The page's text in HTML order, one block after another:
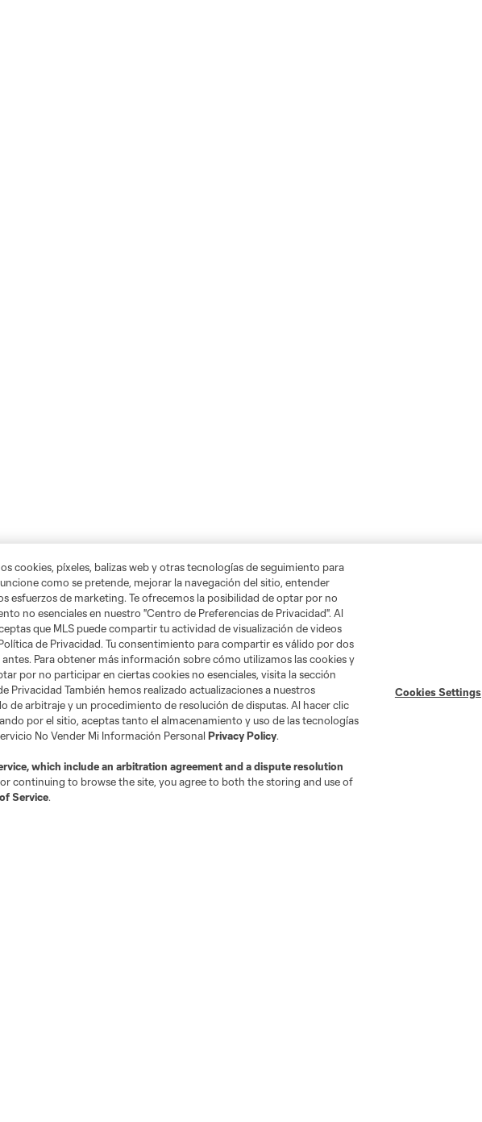
Tienda
Por club
Camisetas
Hombres
cookies, píxeles, balizas web y otras tecnologías de seguimiento para
como se pretende, mejorar la navegación del sitio, entender
esfuerzos de marketing. Te ofrecemos la posibilidad de optar por no
no esenciales en nuestro "Centro de Preferencias de Privacidad". Al
que MLS puede compartir tu actividad de visualización de videos
de Privacidad. Tu consentimiento para compartir es válido por dos
Para obtener más información sobre cómo utilizamos las cookies y
por no participar en ciertas cookies no esenciales, visita la sección
Privacidad También hemos realizado actualizaciones a nuestros
de arbitraje y un procedimiento de resolución de disputas. Al hacer clic
por el sitio, aceptas tanto el almacenamiento y uso de las tecnologías
No Vender Mi Información Personal Privacy Policy.
, which include an arbitration agreement and a dispute resolution
continuing to browse the site, you agree to both the storing and use of
Service.
Cookies Settings